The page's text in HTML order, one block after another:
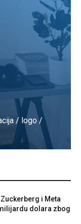
/ logo /
i Meta
dolara zbog